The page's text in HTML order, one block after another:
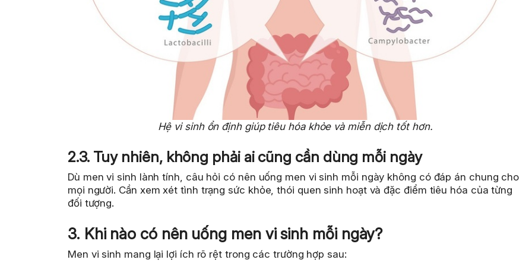
Hệ vi sinh ổn định giúp tiêu hóa khỏe và miễn dịch tốt hơn.
2.3. Tuy nhiên, không phải ai cũng cần dùng mỗi ngày
Dù men vi sinh lành tính, câu hỏi có nên uống men vi sinh mỗi ngày không có đáp án chung cho
mọi người. Cần xem xét tình trạng sức khỏe, thói quen sinh hoạt và đặc điểm tiêu hóa của từng
đối tượng.
3. Khi nào có nên uống men vi sinh mỗi ngày?
Men vi sinh mang lại lợi ích rõ rệt trong các trường hợp sau: